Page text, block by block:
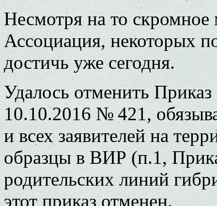
Несмотря на то скромное
Ассоциация, некоторых
достичь уже сегодня.
Удалось отменить
10.10.2016 № 421,
и всех заявителей на
образцы в ВИР (п.1,
родительских линий
этот приказ отменен.